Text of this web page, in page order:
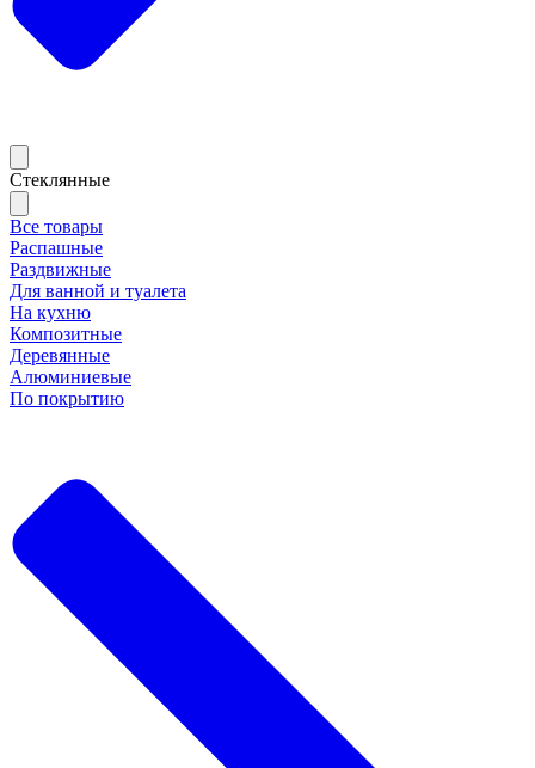
Стеклянные
Все товары
Распашные
Раздвижные
Для ванной и туалета
На кухню
Композитные
Деревянные
Алюминиевые
По покрытию